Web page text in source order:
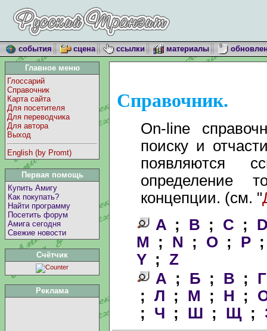
события сцена ссылки материалы
Главное меню
Глоссарий
Справочник
Карта сайта
Для посетителя
Для переводчика
Для автора
Выход
English (by Promt)
Первая помощь
Купить Амигу
Как покупать?
Найти программу
Посетить форум
Амига сегодня
Свежие новости
Счётчик
Реклама
Справочник.
On-line
поиску и
появляются
определение
концепции. (см. "
A ; B ; C ;
M ; N ; O ; P
Y ; Z
А ; Б ; В ; Г
; Л ; М ; Н ;
; Ч ; Ш ; Щ ;